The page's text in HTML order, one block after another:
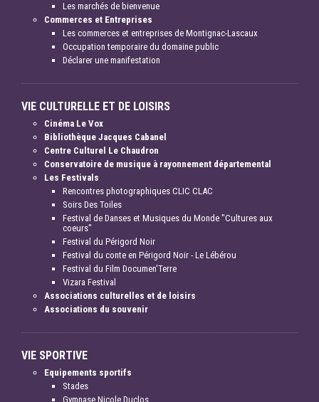
Les marchés de bienvenue
Commerces et Entreprises
Les commerces et entreprises de Montignac-Lascaux
Occupation temporaire du domaine public
Déclarer une manifestation
VIE CULTURELLE ET DE LOISIRS
Cinéma Le Vox
Bibliothèque Jacques Cabanel
Centre Culturel Le Chaudron
Conservatoire de musique à rayonnement départemental
Les Festivals
Rencontres photographiques CLIC CLAC
Soirs Des Toiles
Festival de Danses et Musiques du Monde "Cultures aux
coeurs"
Festival du Périgord Noir
Festival du conte en Périgord Noir - Le Lébérou
Festival du Film Documen'Terre
Vizara Festival
Associations culturelles et de loisirs
Associations du souvenir
VIE SPORTIVE
Equipements sportifs
Stades
Gymnase Nicole Duclos